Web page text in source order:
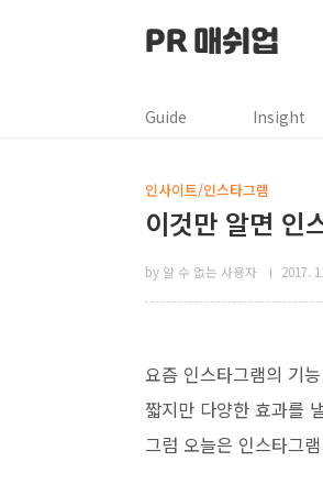
PR 매쉬업
Guide Insight
인사이트/인스타그램
이것만 알면 인
by 알 수 없는 사용자 2017.
요즘 인스타그램의 기
짧지만 다양한 효과를
그럼 오늘은 인스타그